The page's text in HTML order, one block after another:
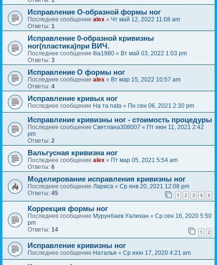
Исправление О-образной формы ног
Последнее сообщение alex « Чт май 12, 2022 11:08 am
Ответы: 1
Исправление 0-образной кривизны
ног(пластика)при ВИЧ.
Последнее сообщение Ilia1980 « Вт май 03, 2022 1:03 pm
Ответы: 3
Исправление О формы ног
Последнее сообщение alex « Вт мар 15, 2022 10:57 am
Ответы: 4
Исправление кривых ног
Последнее сообщение На та nata « Пн сен 06, 2021 2:30 pm
Исправление кривизны ног - стоимость процедуры
Последнее сообщение Светлана308007 « Пт июн 11, 2021 2:42
pm
Ответы: 2
Вальгусная кривизна ног
Последнее сообщение alex « Пт мар 05, 2021 5:54 am
Ответы: 6
Моделирование исправления кривизны ног
Последнее сообщение Лариса « Ср янв 20, 2021 12:08 pm
Ответы: 45 1 2 3 4 5
Коррекция формы ног
Последнее сообщение Мурунбаев Уалихан « Ср сен 16, 2020 5:50
pm
Ответы: 14 1 2
Исправление кривизны ног
Последнее сообщение Наталья « Ср июн 17, 2020 4:21 am